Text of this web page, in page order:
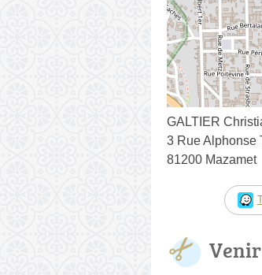
GALTIER
3 Rue Alphonse
81200 Mazamet